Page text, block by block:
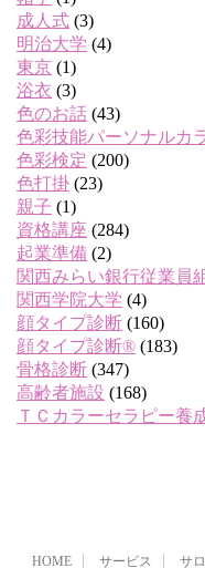
成人式 (3)
明治大学 (4)
東京 (1)
浴衣 (3)
色のお話 (43)
色彩技能パーソナルカ
色彩検定 (200)
色打掛 (23)
親子 (1)
資格講座 (284)
起業準備 (2)
関西みらい銀行従業員
関西学院大学 (4)
顔タイプ診断 (160)
顔タイプ診断® (183)
骨格診断 (347)
高齢者施設 (168)
ＴＣカラーセラピー養
HOME サービス サ